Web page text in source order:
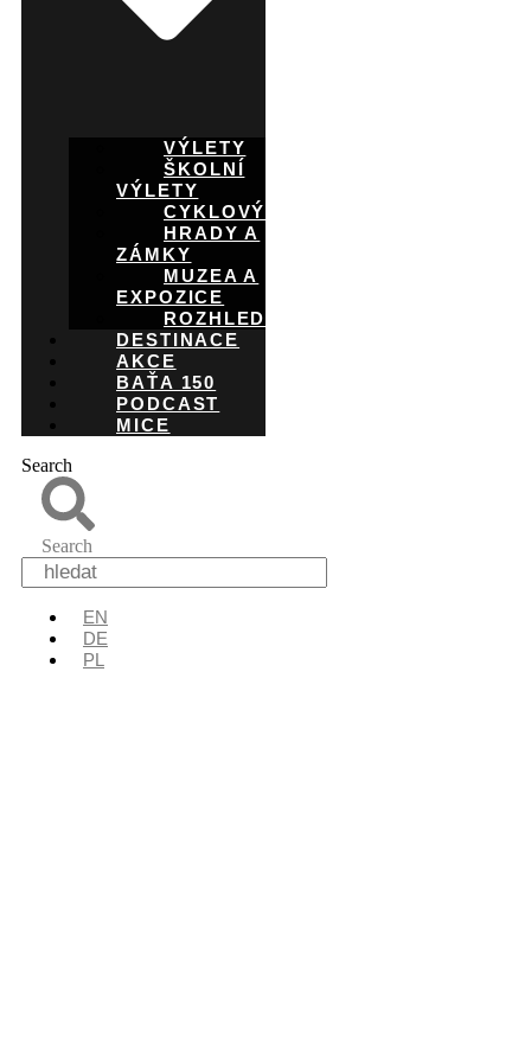
VÝLETY
ŠKOLNÍ
VÝLETY
CYKLOVÝLETY
HRADY A
ZÁMKY
MUZEA A
EXPOZICE
ROZHLEDNY
DESTINACE
AKCE
BAŤA 150
PODCAST
MICE
Search
Search
EN
DE
PL